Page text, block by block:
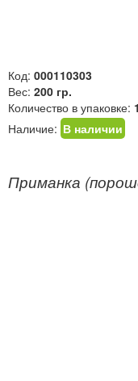
Код: 000110303
Вес: 200 гр.
Количество в упаковке:
Наличие: В наличии
Приманка